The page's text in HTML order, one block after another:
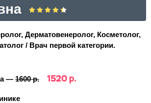
Дерматовенеролог, Косметолог,
/ Врач первой категории.
— 1600 р. 1520 р.